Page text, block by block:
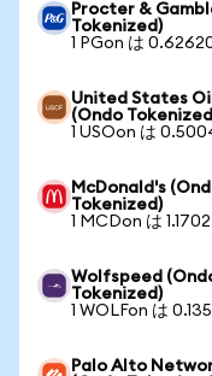
Procter &
Tokenized)
1 PGon は
United States Oil
(Ondo
1 USOon は
McDonald's
Tokenized)
1 MCDon は
Wolfspeed
Tokenized)
1 WOLFon は
Palo Alto